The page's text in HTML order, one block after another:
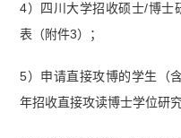
4）四川大学招收硕士/博士
表（附件3）；
5）申请直接攻博的学生（
年招收直接攻读博士学位研